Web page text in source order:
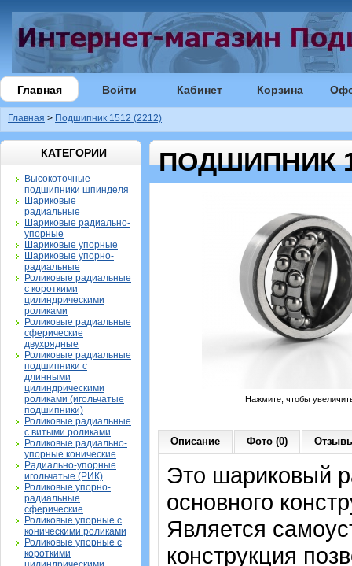
Главная Войти Кабинет Корзина
Главная > Подшипник 1512 (2212)
КАТЕГОРИИ
Высокоточные
подшипники шпинделя
Шариковые
радиальные
Шариковые радиально-
упорные
Шариковые упорные
Шариковые упорно-
радиальные
Роликовые радиальные
с короткими
цилиндрическими
роликами
Роликовые радиальные
сферические
двухрядные
Роликовые радиальные
подшипники с
длинными
цилиндрическими
роликами (игольчатые
подшипники)
Роликовые радиальные
с витыми роликами
Роликовые радиально-
упорные конические
Радиально-упорные
игольчатые (РИК)
Роликовые упорно-
радиальные
сферические
Роликовые упорные с
коническими роликами
Роликовые упорные с
короткими
ПОДШИПНИК
Нажмите, чтобы
Описание Фото (0)
Это шариковый
основного
Является
конструкция